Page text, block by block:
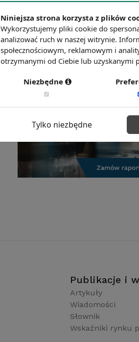
Chcesz wiedzieć więcej?
Publikacje i
Artykuły
Wiadomości
Słownik
Wskaźniki rynku
Niniejsza strona korzysta z plików
Wykorzystujemy pliki cookie do
analizować ruch w naszej witrynie.
społecznościowym, reklamowym i
otrzymanymi od Ciebie lub uzyskanymi
Niezbędne
Tylko niezbędne